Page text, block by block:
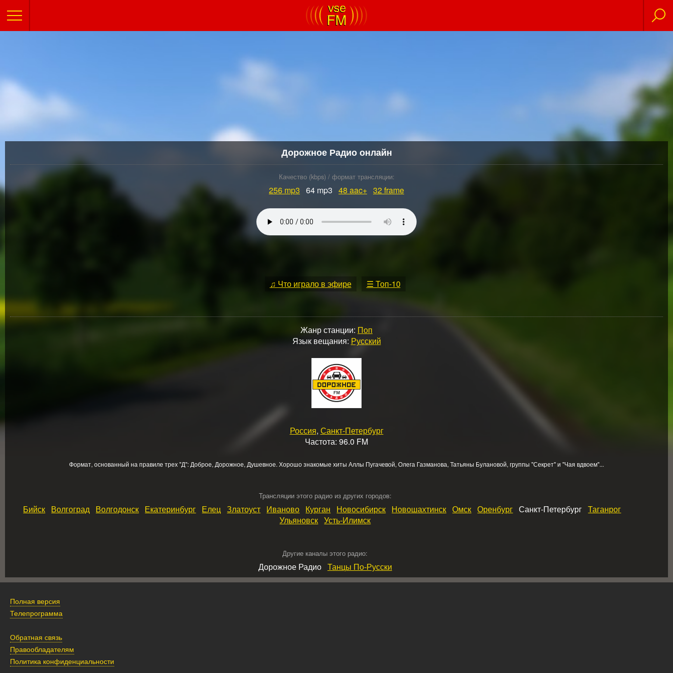
Дорожное Радио онлайн
Качество (kbps) / формат трансляции:
256 mp3 64 mp3 48 aac+ 32 frame
♫ Что играло в эфире ☰ Топ-10
Жанр станции: Поп
Язык вещания: Русский
Россия, Санкт-Петербург
Частота: 96.0 FM
Формат, основанный на правиле трех "Д": Доброе, Дорожное, Душевное. Хорошо знакомые хиты Аллы Пугачевой, Олега Газманова, Татьяны Булановой, группы "Секрет" и "Чая вдвоем"...
Трансляции этого радио из других городов:
Бийск Волгоград Волгодонск Екатеринбург Елец Златоуст Иваново Курган Новосибирск Новошахтинск Омск Оренбург Санкт-ПетербургТаганрог
Ульяновск Усть‑Илимск
Другие каналы этого радио:
Дорожное Радио Танцы По‑Русски
Полная версия
Телепрограмма
Обратная связь
Правообладателям
Политика конфиденциальности